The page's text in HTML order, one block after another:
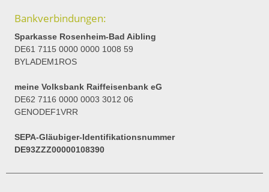
Bankverbindungen:
Sparkasse Rosenheim-Bad Aibling
DE61 7115 0000 0000 1008 59
BYLADEM1ROS
meine Volksbank Raiffeisenbank eG
DE62 7116 0000 0003 3012 06
GENODEF1VRR
SEPA-Gläubiger-Identifikationsnummer
DE93ZZZ00000108390